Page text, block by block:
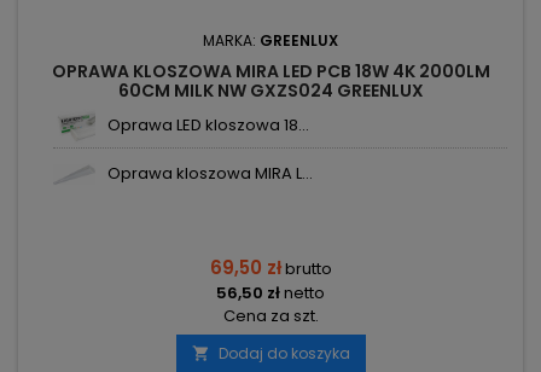
MARKA: GREENLUX
OPRAWA KLOSZOWA MIRA LED PCB 18W 4K 2000LM
60CM MILK NW GXZS024 GREENLUX
Oprawa LED kloszowa 18...
Oprawa kloszowa MIRA L...
69,50 złbrutto
56,50 złnetto
Cena za szt.
 Dodaj do koszyka